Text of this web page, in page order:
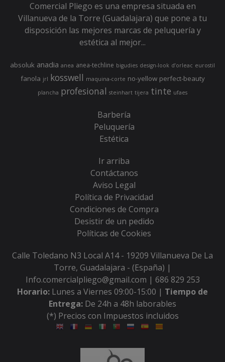
Comercial Pliego es una empresa situada en
Villanueva de la Torre (Guadalajara) que pone a tu
disposición las mejores marcas de peluquería y
estética al mejor...
absoluk anadia anea anea-techline bigudies design-look d’orleac eurostil
fanola jrl kosswell maquina-corte no-yellow perfect-beauty
plancha profesional steinhart tijera tinte ufaes
Barbería
Peluquería
Estética
Ir arriba
Contáctanos
Aviso Legal
Política de Privacidad
Condiciones de Compra
Desistir de un pedido
Políticas de Cookies
Calle Toledano N3 Local A14 - 19209 Villanueva De La
Torre, Guadalajara - (España) |
Info.comercialpliego@gmail.com | 686 829 253
Horario: Lunes a Viernes 09:00-15:00 | Tiempo de
Entrega: De 24h a 48h laborables
(*) Precios con Impuestos incluidos